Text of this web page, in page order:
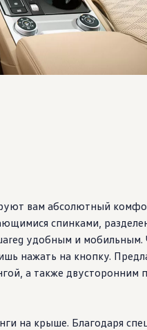
вам абсолютный
спинками,
удобным и
нажать на кнопку.
а также двусторонним
на крыше. Благодаря